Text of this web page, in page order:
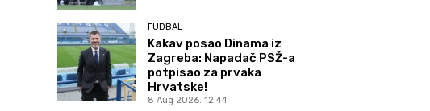
FUDBAL
Kakav posao Dinama iz
Zagreba: Napadač PSŽ-a
potpisao za prvaka
Hrvatske!
8 Aug 2026. 12:44